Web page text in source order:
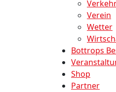
Verein
Wetter
Bottrops
Shop
Partner